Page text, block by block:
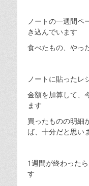
ノートの一週間ペ
き込んでいます
食べたもの、やっ
ノートに貼ったレ
金額を加算して、
ます
買ったものの明細
ば、十分だと思い
1週間が終わった
す